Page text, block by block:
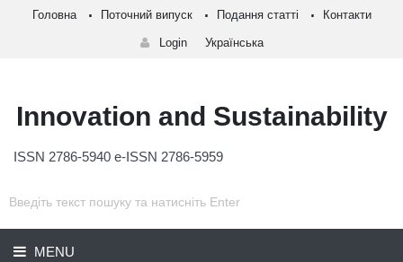
Головна Поточний випуск Подання статті Контакти
Login Українська
Innovation and Sustainability
ISSN 2786-5940 e-ISSN 2786-5959
MENU